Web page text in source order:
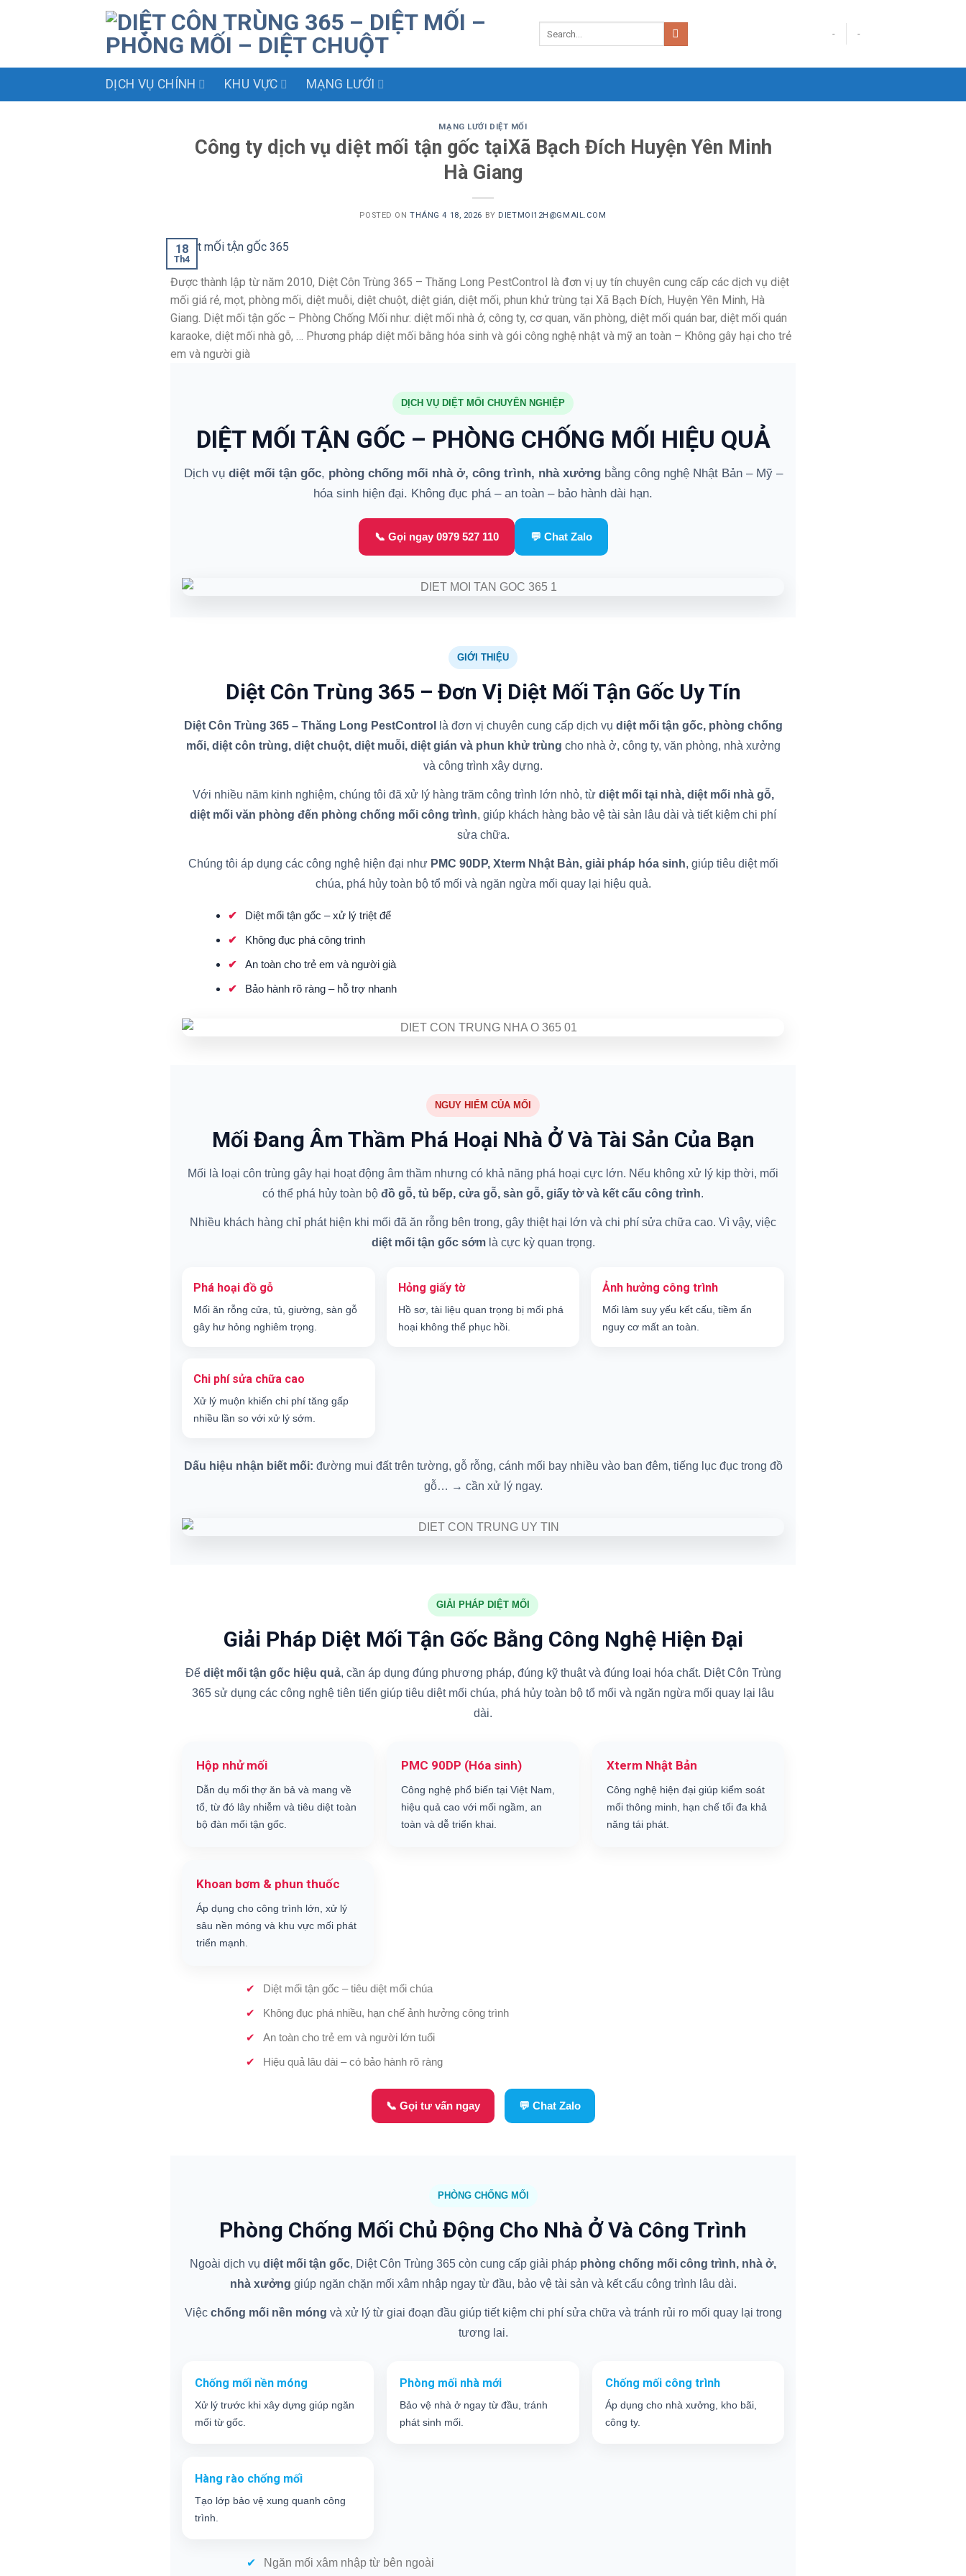
- -
DỊCH VỤ CHÍNH KHU VỰC MẠNG LƯỚI
MẠNG LƯỚI DIỆT MỐI
Công ty dịch vụ diệt mối tận gốc tạiXã Bạch Đích Huyện Yên Minh
Hà Giang
POSTED ONTHÁNG 4 18, 2026 BY DIETMOI12H@GMAIL.COM
18
Th4
Được thành lập từ năm 2010, Diệt Côn Trùng 365 – Thăng Long PestControl là đơn vị uy tín chuyên cung cấp các dịch vụ diệt
mối giá rẻ, mọt, phòng mối, diệt muỗi, diệt chuột, diệt gián, diệt mối, phun khử trùng tại Xã Bạch Đích, Huyện Yên Minh, Hà
Giang. Diệt mối tận gốc – Phòng Chống Mối như: diệt mối nhà ở, công ty, cơ quan, văn phòng, diệt mối quán bar, diệt mối quán
karaoke, diệt mối nhà gỗ, … Phương pháp diệt mối bằng hóa sinh và gói công nghệ nhật và mỹ an toàn – Không gây hại cho trẻ
em và người già
DỊCH VỤ DIỆT MỐI CHUYÊN NGHIỆP
DIỆT MỐI TẬN GỐC – PHÒNG CHỐNG MỐI HIỆU QUẢ
Dịch vụ diệt mối tận gốc, phòng chống mối nhà ở, công trình, nhà xưởngbằng công nghệ Nhật Bản – Mỹ –
hóa sinh hiện đại. Không đục phá – an toàn – bảo hành dài hạn.
📞 Gọi ngay 0979 527 110 💬 Chat Zalo
GIỚI THIỆU
Diệt Côn Trùng 365 – Đơn Vị Diệt Mối Tận Gốc Uy Tín
Diệt Côn Trùng 365 – Thăng Long PestControl là đơn vị chuyên cung cấp dịch vụ diệt mối tận gốc, phòng chống
mối, diệt côn trùng, diệt chuột, diệt muỗi, diệt gián và phun khử trùng cho nhà ở, công ty, văn phòng, nhà xưởng
và công trình xây dựng.
Với nhiều năm kinh nghiệm, chúng tôi đã xử lý hàng trăm công trình lớn nhỏ, từ diệt mối tại nhà, diệt mối nhà gỗ,
diệt mối văn phòng đến phòng chống mối công trình, giúp khách hàng bảo vệ tài sản lâu dài và tiết kiệm chi phí
sửa chữa.
Chúng tôi áp dụng các công nghệ hiện đại như PMC 90DP, Xterm Nhật Bản, giải pháp hóa sinh, giúp tiêu diệt mối
chúa, phá hủy toàn bộ tổ mối và ngăn ngừa mối quay lại hiệu quả.
Diệt mối tận gốc – xử lý triệt để
Không đục phá công trình
An toàn cho trẻ em và người già
Bảo hành rõ ràng – hỗ trợ nhanh
NGUY HIỂM CỦA MỐI
Mối Đang Âm Thầm Phá Hoại Nhà Ở Và Tài Sản Của Bạn
Mối là loại côn trùng gây hại hoạt động âm thầm nhưng có khả năng phá hoại cực lớn. Nếu không xử lý kịp thời, mối
có thể phá hủy toàn bộ đồ gỗ, tủ bếp, cửa gỗ, sàn gỗ, giấy tờ và kết cấu công trình.
Nhiều khách hàng chỉ phát hiện khi mối đã ăn rỗng bên trong, gây thiệt hại lớn và chi phí sửa chữa cao. Vì vậy, việc
diệt mối tận gốc sớmlà cực kỳ quan trọng.
Phá hoại đồ gỗ
Mối ăn rỗng cửa, tủ, giường, sàn gỗ
gây hư hỏng nghiêm trọng.
Hỏng giấy tờ
Hồ sơ, tài liệu quan trọng bị mối phá
hoại không thể phục hồi.
Ảnh hưởng công trình
Mối làm suy yếu kết cấu, tiềm ẩn
nguy cơ mất an toàn.
Chi phí sửa chữa cao
Xử lý muộn khiến chi phí tăng gấp
nhiều lần so với xử lý sớm.
Dấu hiệu nhận biết mối: đường mui đất trên tường, gỗ rỗng, cánh mối bay nhiều vào ban đêm, tiếng lục đục trong đồ
gỗ… → cần xử lý ngay.
GIẢI PHÁP DIỆT MỐI
Giải Pháp Diệt Mối Tận Gốc Bằng Công Nghệ Hiện Đại
Để diệt mối tận gốc hiệu quả, cần áp dụng đúng phương pháp, đúng kỹ thuật và đúng loại hóa chất. Diệt Côn Trùng
365 sử dụng các công nghệ tiên tiến giúp tiêu diệt mối chúa, phá hủy toàn bộ tổ mối và ngăn ngừa mối quay lại lâu
dài.
Hộp nhử mối
Dẫn dụ mối thợ ăn bả và mang về
tổ, từ đó lây nhiễm và tiêu diệt toàn
bộ đàn mối tận gốc.
PMC 90DP (Hóa sinh)
Công nghệ phổ biến tại Việt Nam,
hiệu quả cao với mối ngầm, an
toàn và dễ triển khai.
Xterm Nhật Bản
Công nghệ hiện đại giúp kiểm soát
mối thông minh, hạn chế tối đa khả
năng tái phát.
Khoan bơm & phun thuốc
Áp dụng cho công trình lớn, xử lý
sâu nền móng và khu vực mối phát
triển mạnh.
Diệt mối tận gốc – tiêu diệt mối chúa
Không đục phá nhiều, hạn chế ảnh hưởng công trình
An toàn cho trẻ em và người lớn tuổi
Hiệu quả lâu dài – có bảo hành rõ ràng
📞 Gọi tư vấn ngay 💬 Chat Zalo
PHÒNG CHỐNG MỐI
Phòng Chống Mối Chủ Động Cho Nhà Ở Và Công Trình
Ngoài dịch vụ diệt mối tận gốc, Diệt Côn Trùng 365 còn cung cấp giải pháp phòng chống mối công trình, nhà ở,
nhà xưởng giúp ngăn chặn mối xâm nhập ngay từ đầu, bảo vệ tài sản và kết cấu công trình lâu dài.
Việc chống mối nền móng và xử lý từ giai đoạn đầu giúp tiết kiệm chi phí sửa chữa và tránh rủi ro mối quay lại trong
tương lai.
Chống mối nền móng
Xử lý trước khi xây dựng giúp ngăn
mối từ gốc.
Phòng mối nhà mới
Bảo vệ nhà ở ngay từ đầu, tránh
phát sinh mối.
Chống mối công trình
Áp dụng cho nhà xưởng, kho bãi,
công ty.
Hàng rào chống mối
Tạo lớp bảo vệ xung quanh công
trình.
Ngăn mối xâm nhập từ bên ngoài